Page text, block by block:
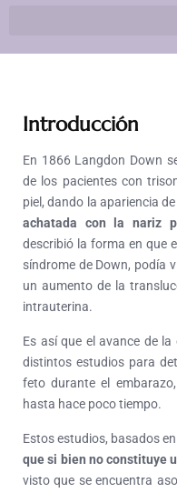
Introducción
En 1866 Langdon Down
de los pacientes con
piel, dando la apariencia
achatada con la nariz
describió la forma en que
síndrome de Down, podía
un aumento de la
intrauterina.
Es así que el avance de
distintos estudios para
feto durante el
hasta hace poco tiempo.
Estos estudios, basados
que si bien no constituye
visto que se encuentra